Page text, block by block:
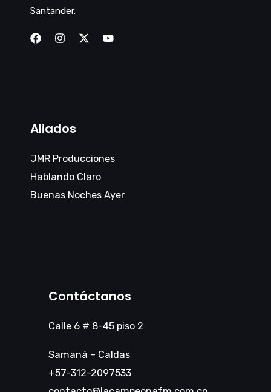
Santander.
Aliados
JMR Producciones
Hablando Claro
Buenas Noches Ayer
Contáctanos
Calle 6 # 8-45 piso 2
Samaná – Caldas
+57-312-2097533